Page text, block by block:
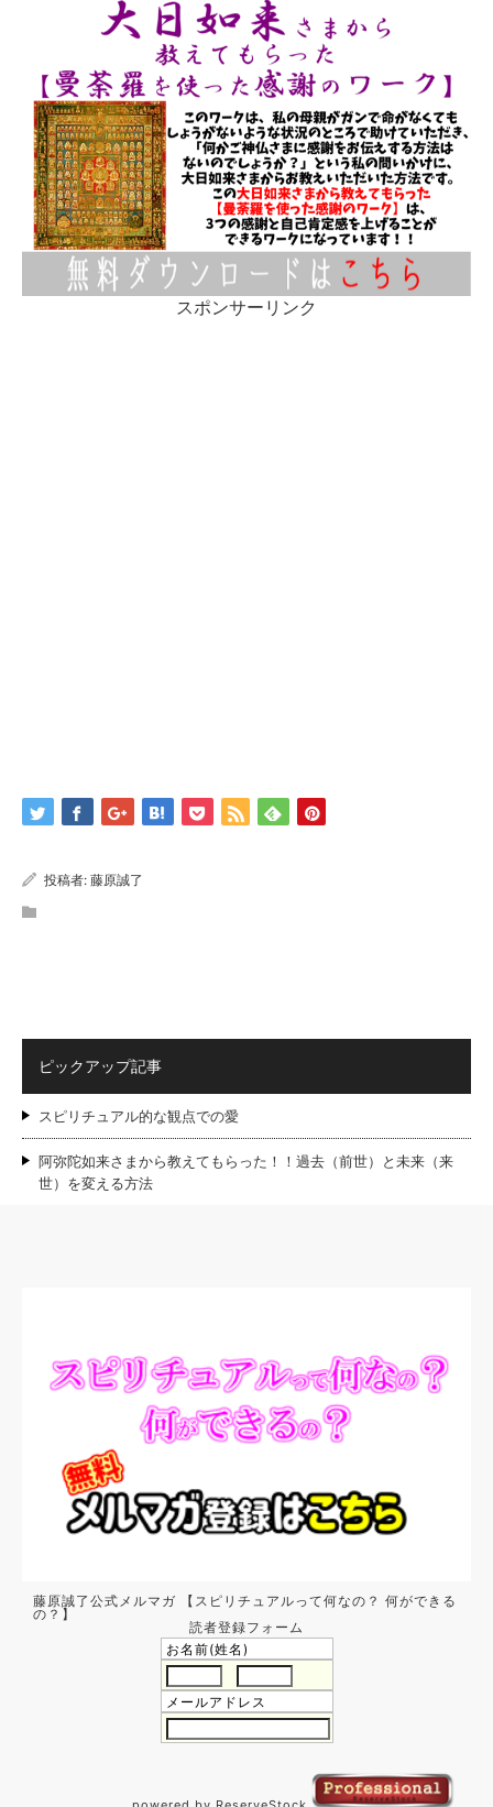
スポンサーリンク
投稿者: 藤原誠了
ピックアップ記事
スピリチュアル的な観点での愛
阿弥陀如来さまから教えてもらった！！過去（前世）と未来（来
世）を変える方法
藤原誠了公式メルマガ 【スピリチュアルって何なの？ 何ができる
の？】
読者登録フォーム
お名前(姓名)
メールアドレス